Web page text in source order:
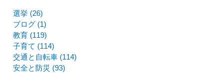
選挙 (26)
ブログ (1)
教育 (119)
子育て (114)
交通と自転車 (114)
安全と防災 (93)